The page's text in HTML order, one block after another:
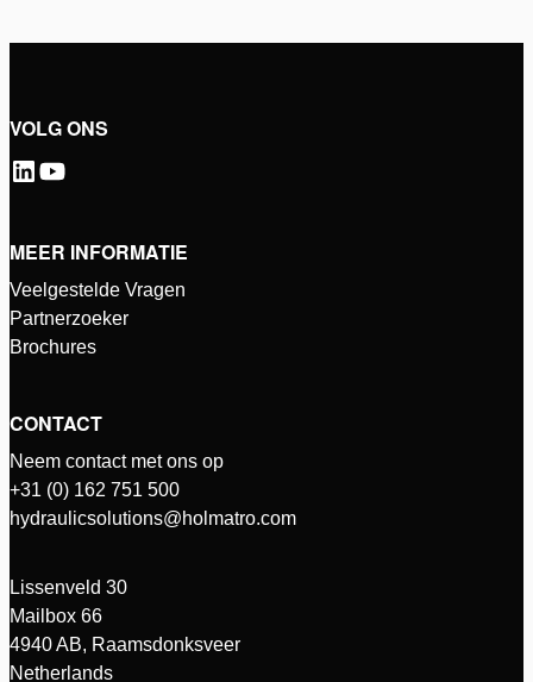
VOLG ONS
MEER INFORMATIE
Veelgestelde Vragen
Partnerzoeker
Brochures
CONTACT
Neem contact met ons op
+31 (0) 162 751 500
hydraulicsolutions@holmatro.com
Lissenveld 30
Mailbox 66
4940 AB, Raamsdonksveer
Netherlands